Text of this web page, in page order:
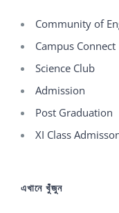
Community of
Campus Connect
Science Club
Admission
Post Graduation
XI Class
এখানে খুঁজুন